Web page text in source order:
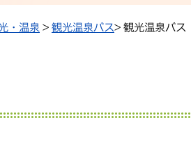
・温泉 > 観光温泉バス> 観光温泉バス